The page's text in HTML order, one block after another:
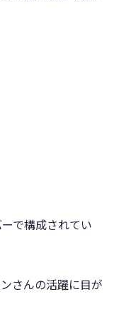
で構成されてい
さんの活躍に目が